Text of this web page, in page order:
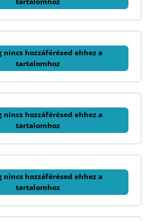
nincs hozzáférésed ehhez a
tartalomhoz
nincs hozzáférésed ehhez a
tartalomhoz
nincs hozzáférésed ehhez a
tartalomhoz